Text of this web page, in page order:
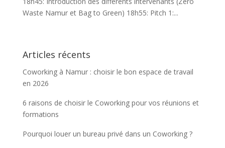
Waste Namur et Bag to Green) 18h55: Pitch 1:...
Articles récents
Coworking à Namur : choisir le bon espace de travail
en 2026
6 raisons de choisir le Coworking pour vos réunions et
formations
Pourquoi louer un bureau privé dans un Coworking ?